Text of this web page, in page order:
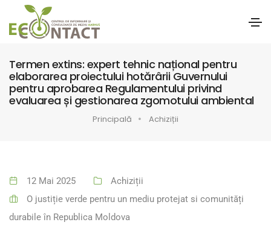
Termen extins: expert tehnic național pentru
elaborarea proiectului hotărârii Guvernului
pentru aprobarea Regulamentului privind
evaluarea și gestionarea zgomotului ambiental
Principală Achiziții
12 Mai 2025
Achiziții
O justiție verde pentru un mediu protejat si comunități
durabile în Republica Moldova